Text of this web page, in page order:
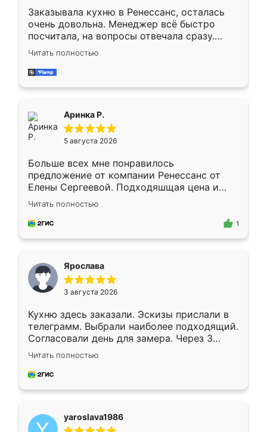
Заказывала кухню в Ренессанс, осталась
очень довольна. Менеджер всё быстро
посчитала, на вопросы отвечала сразу.
Замерщик приехал в субботу, подошёл к
делу со всей ответственностью. Собрали
за день, ребята работали аккуратно, даже
Читать полностью
Аринка Р.
5 августа 2026
Больше всех мне понравилось
предложение от компании Ренессанс от
Елены Сергеевой. Подходяшщая цена и
короткие сроки изготовления. Приехавший
для замера сотрудник Владислав
предложил по моему эскизу самый
Читать полностью
1
Ярослава
3 августа 2026
Кухню здесь заказали. Эскизы прислали в
телеграмм. Выбрали наиболее подходящий.
Согласовали день для замера. Через 3
недели кухня была уже готова. Остались
довольны работой. Спасибо Ренессанс
мебель за качественную работу!
Читать полностью
yaroslava1986